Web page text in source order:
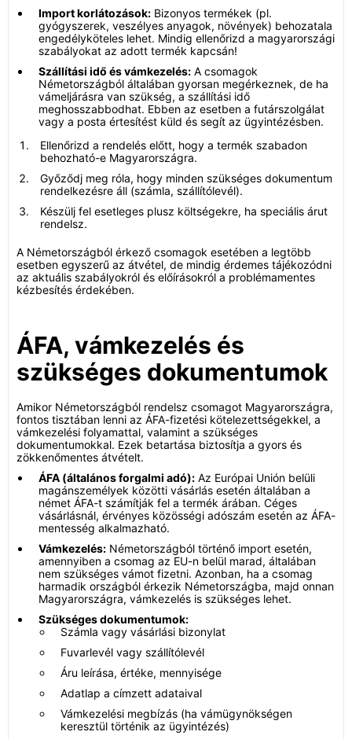
Import korlátozások: Bizonyos termékek (pl.
gyógyszerek, veszélyes anyagok, növények) behozatala
engedélyköteles lehet. Mindig ellenőrizd a magyarországi
szabályokat az adott termék kapcsán!
Szállítási idő és vámkezelés: A csomagok
Németországból általában gyorsan megérkeznek, de ha
vámeljárásra van szükség, a szállítási idő
meghosszabbodhat. Ebben az esetben a futárszolgálat
vagy a posta értesítést küld és segít az ügyintézésben.
Ellenőrizd a rendelés előtt, hogy a termék szabadon
behozható-e Magyarországra.
Győződj meg róla, hogy minden szükséges dokumentum
rendelkezésre áll (számla, szállítólevél).
Készülj fel esetleges plusz költségekre, ha speciális árut
rendelsz.
A Németországból érkező csomagok esetében a legtöbb
esetben egyszerű az átvétel, de mindig érdemes tájékozódni
az aktuális szabályokról és előírásokról a problémamentes
kézbesítés érdekében.
ÁFA, vámkezelés és
szükséges dokumentumok
Amikor Németországból rendelsz csomagot Magyarországra,
fontos tisztában lenni az ÁFA-fizetési kötelezettségekkel, a
vámkezelési folyamattal, valamint a szükséges
dokumentumokkal. Ezek betartása biztosítja a gyors és
zökkenőmentes átvételt.
ÁFA (általános forgalmi adó): Az Európai Unión belüli
magánszemélyek közötti vásárlás esetén általában a
német ÁFA-t számítják fel a termék árában. Céges
vásárlásnál, érvényes közösségi adószám esetén az ÁFA-
mentesség alkalmazható.
Vámkezelés: Németországból történő import esetén,
amennyiben a csomag az EU-n belül marad, általában
nem szükséges vámot fizetni. Azonban, ha a csomag
harmadik országból érkezik Németországba, majd onnan
Magyarországra, vámkezelés is szükséges lehet.
Szükséges dokumentumok:
Számla vagy vásárlási bizonylat
Fuvarlevél vagy szállítólevél
Áru leírása, értéke, mennyisége
Adatlap a címzett adataival
Vámkezelési megbízás (ha vámügynökségen
keresztül történik az ügyintézés)